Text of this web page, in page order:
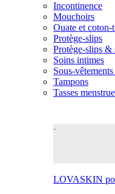
Incontinence
Mouchoirs
Ouate et coton-
Protège-slips
Protège-slips &
Soins intimes
Sous-
Tampons
Tasses
LOVASKIN